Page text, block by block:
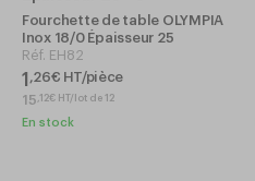
Fourchette de table OLYMPIA
Inox 18/0 Épaisseur 25
Réf. EH82
1 ,26€ HT/pièce
15 ,12€ HT/lot de 12
En stock